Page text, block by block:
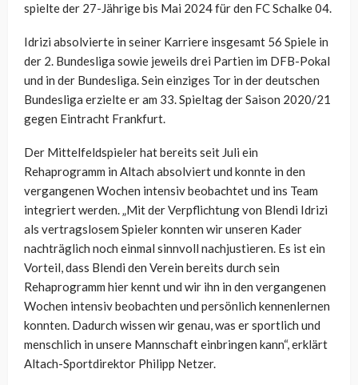
spielte der 27-Jährige bis Mai 2024 für den FC Schalke 04.
Idrizi absolvierte in seiner Karriere insgesamt 56 Spiele in
der 2. Bundesliga sowie jeweils drei Partien im DFB-Pokal
und in der Bundesliga. Sein einziges Tor in der deutschen
Bundesliga erzielte er am 33. Spieltag der Saison 2020/21
gegen Eintracht Frankfurt.
Der Mittelfeldspieler hat bereits seit Juli ein
Rehaprogramm in Altach absolviert und konnte in den
vergangenen Wochen intensiv beobachtet und ins Team
integriert werden. „Mit der Verpflichtung von Blendi Idrizi
als vertragslosem Spieler konnten wir unseren Kader
nachträglich noch einmal sinnvoll nachjustieren. Es ist ein
Vorteil, dass Blendi den Verein bereits durch sein
Rehaprogramm hier kennt und wir ihn in den vergangenen
Wochen intensiv beobachten und persönlich kennenlernen
konnten. Dadurch wissen wir genau, was er sportlich und
menschlich in unsere Mannschaft einbringen kann“, erklärt
Altach-Sportdirektor Philipp Netzer.